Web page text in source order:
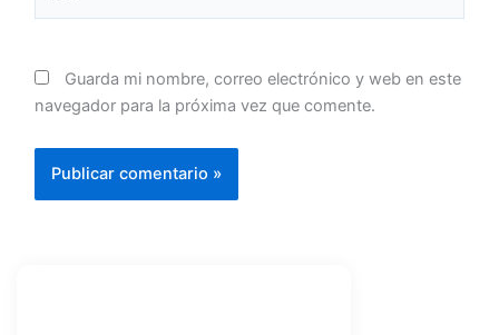
Guarda mi nombre, correo electrónico y web en este
navegador para la próxima vez que comente.